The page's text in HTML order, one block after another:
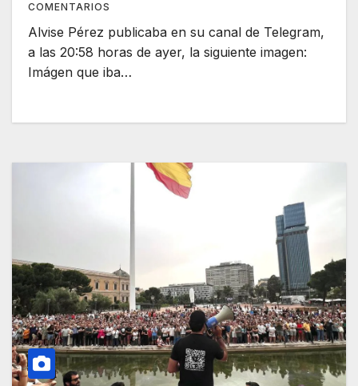
COMENTARIOS
Alvise Pérez publicaba en su canal de Telegram,
a las 20:58 horas de ayer, la siguiente imagen:
Imágen que iba…